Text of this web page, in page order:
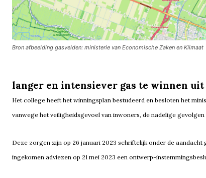
Bron afbeelding gasvelden: ministerie van Economische Zaken en Klimaat
langer en intensiever gas te winnen
Het college heeft het winningsplan bestudeerd en besloten het
vanwege het veiligheidsgevoel van inwoners, de nadelige
Deze zorgen zijn op 26 januari 2023 schriftelijk onder de aandacht
ingekomen adviezen op 21 mei 2023 een ontwerp-